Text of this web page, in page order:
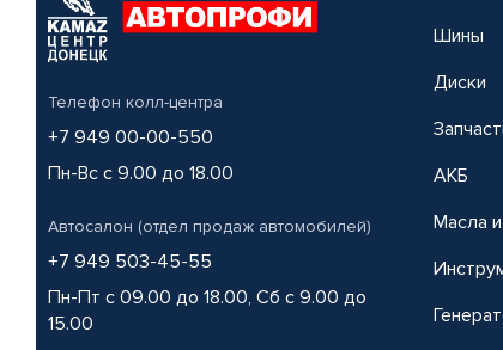
Телефон колл-центра
+7 949 00-00-550
Пн-Вс с 9.00 до 18.00
Автосалон (отдел продаж автомобилей)
+7 949 503-45-55
Пн-Пт с 09.00 до 18.00, Сб с 9.00 до
15.00
Шины
Диски
АКБ
Масла